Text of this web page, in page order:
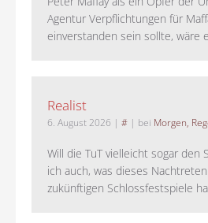
Agentur Verpflichtungen für
einverstanden sein sollte, wäre
Realist
6. August 2026 | # | bei Morgen,
Will die TuT vielleicht sogar den
ich auch, was dieses
zukünftigen Schlossfestspiele